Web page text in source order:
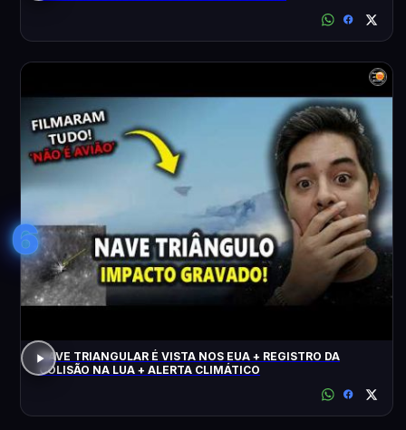
6
NAVE TRIANGULAR É VISTA NOS EUA + REGISTRO DA
COLISÃO NA LUA + ALERTA CLIMÁTICO